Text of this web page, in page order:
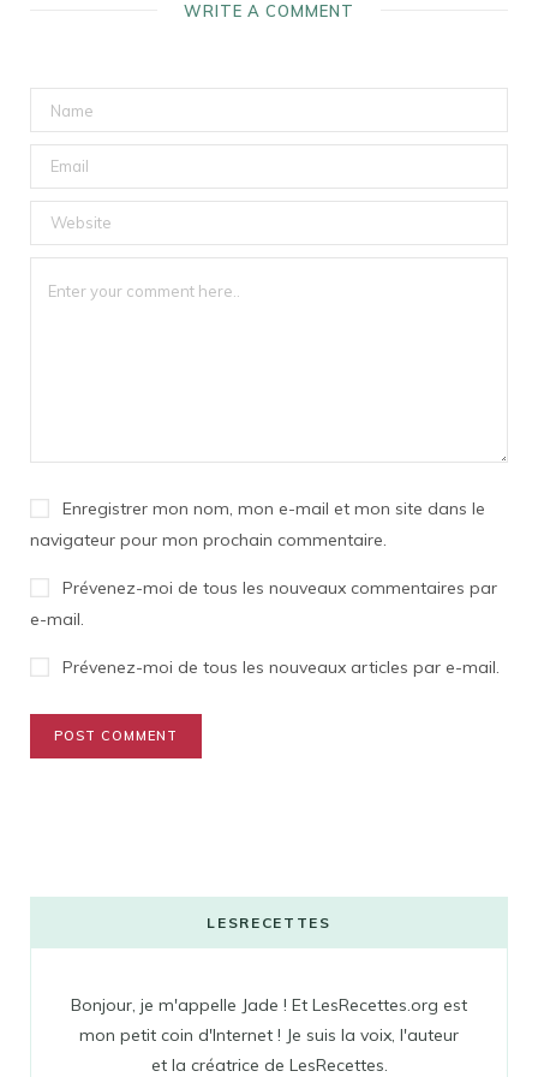
WRITE A COMMENT
Enregistrer mon nom, mon e-mail et mon site dans le
navigateur pour mon prochain commentaire.
Prévenez-moi de tous les nouveaux commentaires par
e-mail.
Prévenez-moi de tous les nouveaux articles par e-mail.
LESRECETTES
Bonjour, je m'appelle Jade ! Et LesRecettes.org est
mon petit coin d'Internet ! Je suis la voix, l'auteur
et la créatrice de LesRecettes.